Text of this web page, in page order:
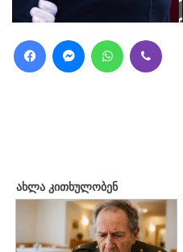
FacebookMessengerWhatsApp